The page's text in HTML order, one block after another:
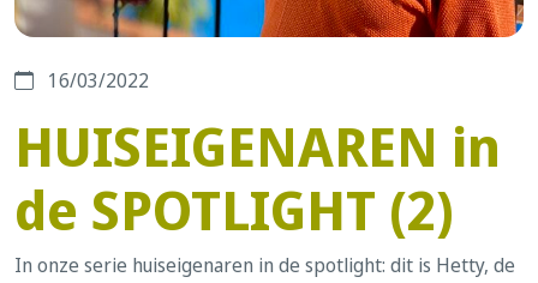
16/03/2022
HUISEIGENAREN in
de SPOTLIGHT (2)
In onze serie huiseigenaren in de spotlight: dit is Hetty, de